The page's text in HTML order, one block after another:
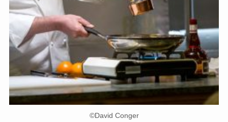
©David Conger